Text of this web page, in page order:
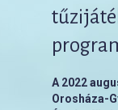
A 2022
Orosháza-